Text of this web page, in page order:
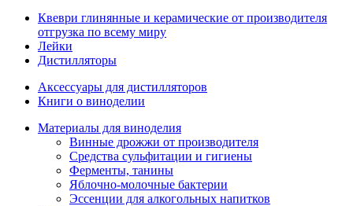
Квеври глинянные и керамические от производителя
отгрузка по всему миру
Лейки
Дистилляторы
Аксессуары для дистилляторов
Книги о виноделии
Материалы для виноделия
Винные дрожжи от производителя
Средства сульфитации и гигиены
Ферменты, танины
Яблочно-молочные бактерии
Эссенции для алкогольных напитков